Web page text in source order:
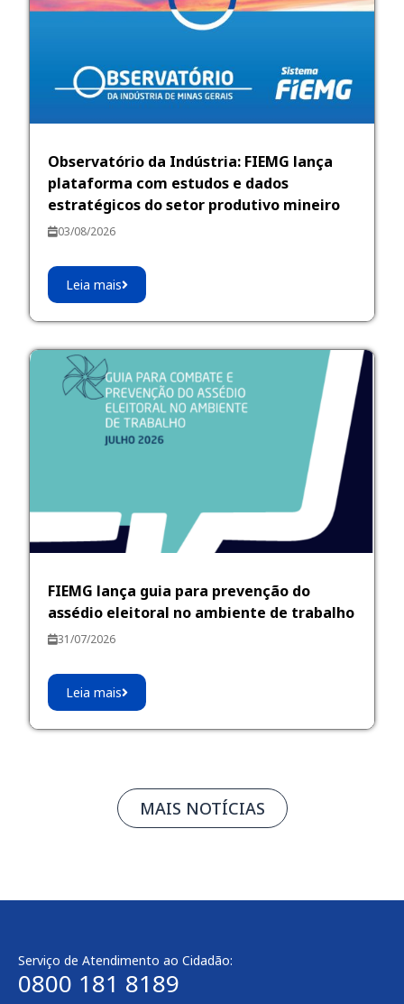
Observatório da Indústria: FIEMG lança
plataforma com estudos e dados
estratégicos do setor produtivo mineiro
03/08/2026
Leia mais
FIEMG lança guia para prevenção do
assédio eleitoral no ambiente de trabalho
31/07/2026
Leia mais
MAIS NOTÍCIAS
Serviço de Atendimento ao Cidadão:
0800 181 8189